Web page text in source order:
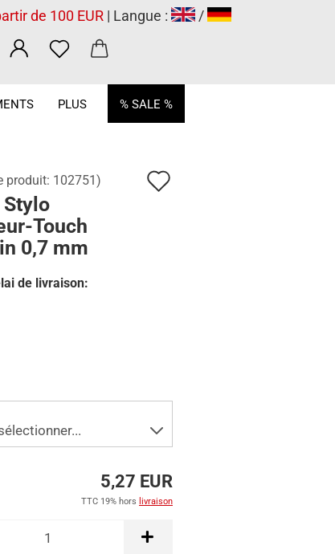
de 100 EUR | Langue : /
% SALE %
PLUS
produit: 102751)
Stylo
Touch
0,7 mm
de livraison:
5,27 EUR
TTC 19% hors livraison